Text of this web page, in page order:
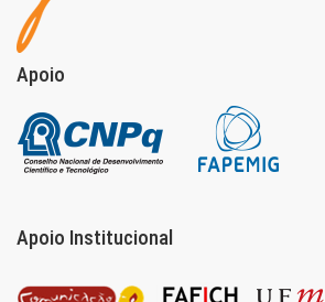
Apoio
Apoio Institucional